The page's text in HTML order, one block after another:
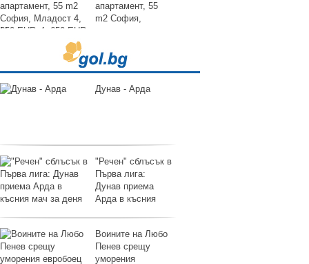
апартамент, 55
m2 София,
Младост 4, 650 EUR
Дунав - Арда
"Речен" сблъсък в
Първа лига:
Дунав приема
Арда в късния
Воините на Любо
Пенев срещу
уморения